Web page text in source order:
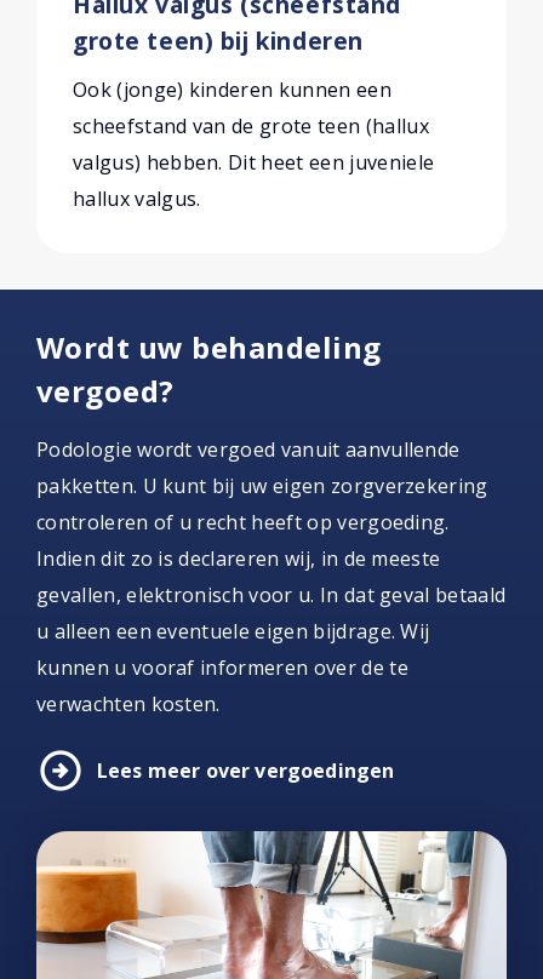
grote teen) bij kinderen
Ook (jonge) kinderen kunnen een
scheefstand van de grote teen (hallux
valgus) hebben. Dit heet een juveniele
hallux valgus.
Wordt uw behandeling
vergoed?
Podologie wordt vergoed vanuit aanvullende
pakketten. U kunt bij uw eigen zorgverzekering
controleren of u recht heeft op vergoeding.
Indien dit zo is declareren wij, in de meeste
gevallen, elektronisch voor u. In dat geval betaald
u alleen een eventuele eigen bijdrage. Wij
kunnen u vooraf informeren over de te
verwachten kosten.
arrow_circle_right Lees meer over vergoedingen